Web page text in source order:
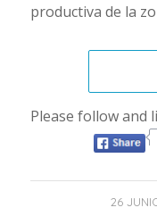
productiva de la
Please follow and
26 /